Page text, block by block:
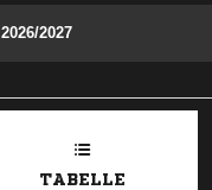
2026/2027
TABELLE